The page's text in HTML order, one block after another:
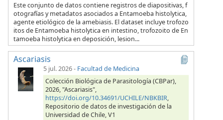
Este conjunto de datos contiene registros de diapositivas, f
otografías y metadatos asociados a Entamoeba histolytica,
agente etiológico de la amebiasis. El dataset incluye trofozo
itos de Entamoeba histolytica en intestino, trofozoito de En
tamoeba histolytica en deposición, lesion...
Ascariasis
5 jul. 2026- Facultad de Medicina
Colección Biológica de Parasitología (CBPar),
2026, "Ascariasis",
https://doi.org/10.34691/UCHILE/NBKBIR,
Repositorio de datos de investigación de la
Universidad de Chile, V1